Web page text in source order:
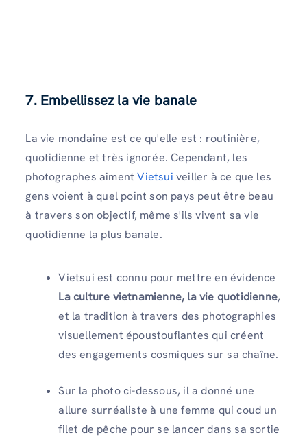
7. Embellissez la vie banale
La vie mondaine est ce qu'elle est : routinière,
quotidienne et très ignorée. Cependant, les
photographes aimentVietsui veiller à ce que les
gens voient à quel point son pays peut être beau
à travers son objectif, même s'ils vivent sa vie
quotidienne la plus banale.
Vietsui est connu pour mettre en évidence
La culture vietnamienne, la vie quotidienne,
et la tradition à travers des photographies
visuellement époustouflantes qui créent
des engagements cosmiques sur sa chaîne.
Sur la photo ci-dessous, il a donné une
allure surréaliste à une femme qui coud un
filet de pêche pour se lancer dans sa sortie